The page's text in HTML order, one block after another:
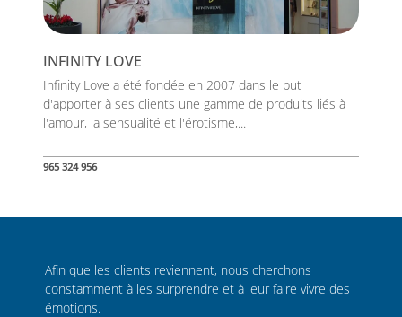
INFINITY LOVE
Infinity Love a été fondée en 2007 dans le but
d'apporter à ses clients une gamme de produits liés à
l'amour, la sensualité et l'érotisme,...
965 324 956
Afin que les clients reviennent, nous cherchons
constamment à les surprendre et à leur faire vivre des
émotions.